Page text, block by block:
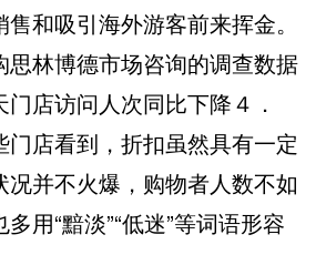
和吸引海外游客前来挥金。
林博德市场咨询的调查数据
店访问人次同比下降４．
门店看到，折扣虽然具有一定
并不火爆，购物者人数不如
用“黯淡”“低迷”等词语形容